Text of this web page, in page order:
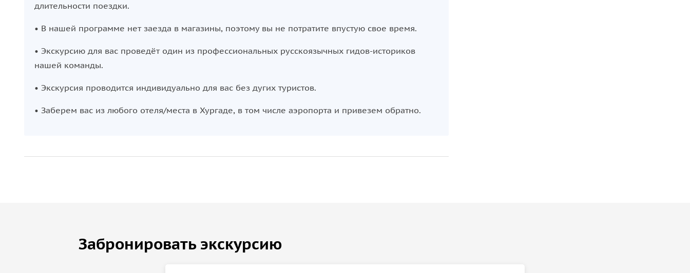
длительности поездки.
• В нашей программе нет заезда в магазины, поэтому вы не потратите впустую свое время.
• Экскурсию для вас проведёт один из профессиональных русскоязычных гидов-историков
нашей команды.
• Экскурсия проводится индивидуально для вас без дугих туристов.
• Забeрем вас из любого отеля/места в Хургаде, в том числе аэропорта и привезем обратно.
Забронировать экскурсию